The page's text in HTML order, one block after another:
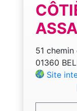
51
01360
Site